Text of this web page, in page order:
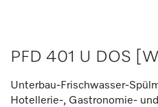
PFD 401 U DOS
Unterbau-Frischwasser-
Hotellerie-, Gastronomie-